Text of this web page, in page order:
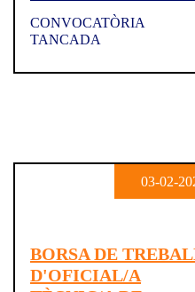
CONVOCATÒRIA
TANCADA
03-02-
BORSA DE
D'OFICIAL/A